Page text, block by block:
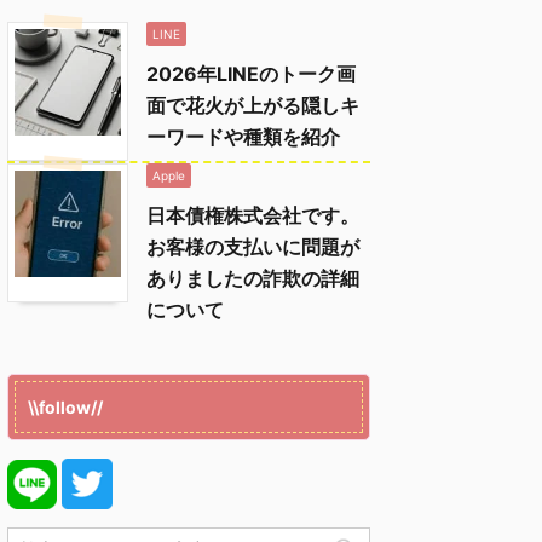
LINE
2026年LINEのトーク画
面で花火が上がる隠しキ
ーワードや種類を紹介
Apple
日本債権株式会社です。
お客様の支払いに問題が
ありましたの詐欺の詳細
について
\\follow//